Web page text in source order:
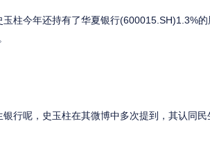
今年还持有了华夏银行(600015.SH)1.3%的
呢，史玉柱在其微博中多次提到，其认同民